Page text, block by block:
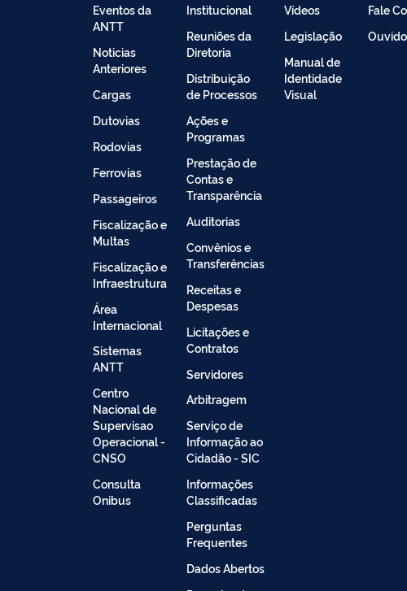
Eventos da
ANTT
Noticias
Anteriores
Cargas
Dutovias
Rodovias
Ferrovias
Passageiros
Fiscalização e
Multas
Fiscalização e
Infraestrutura
Área
Internacional
Sistemas
ANTT
Centro
Nacional de
Supervisao
Operacional -
CNSO
Consulta
Onibus
Institucional
Reuniões da
Diretoria
Distribuição
de Processos
Ações e
Programas
Prestação de
Contas e
Transparência
Auditorias
Convênios e
Transferências
Receitas e
Despesas
Licitações e
Contratos
Servidores
Arbitragem
Serviço de
Informação ao
Cidadão - SIC
Informações
Classificadas
Perguntas
Frequentes
Dados Abertos
Vídeos
Legislação
Manual de
Identidade
Visual
Fale